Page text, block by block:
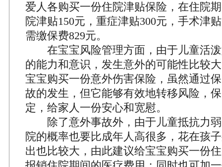
爱人各购买一份住院津贴保险，在住院
院津贴150元，重症津贴300元，手术津
需缴保费829元。
在宝宝风险管理方面，由于儿童活泼
的能力和意识，发生意外的可能性比较
宝宝购买一份意外伤害保险，虽然通过
故的发生，但它能够有效地转移风险，
定，给家人一份安心和宽慰。
除了意外事故外，由于儿童抵抗力弱
院的概率也要比成年人高很多，花在孩
出也比较大，由此建议给宝宝购买一份